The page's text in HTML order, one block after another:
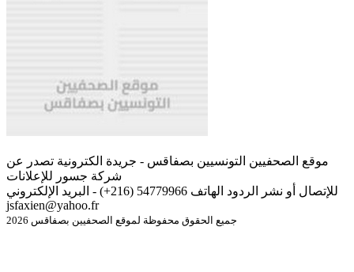
موقع الصحفيين التونسيين بصفاقس - جريدة الكترونية تصدر عن
شركة جسور للإعلانات
للإتصال أو نشر الردود الهاتف 54779966 (216+) - البريد الإلكتروني
jsfaxien@yahoo.fr
جميع الحقوق محفوظة لموقع الصحفيين بصفاقس 2026